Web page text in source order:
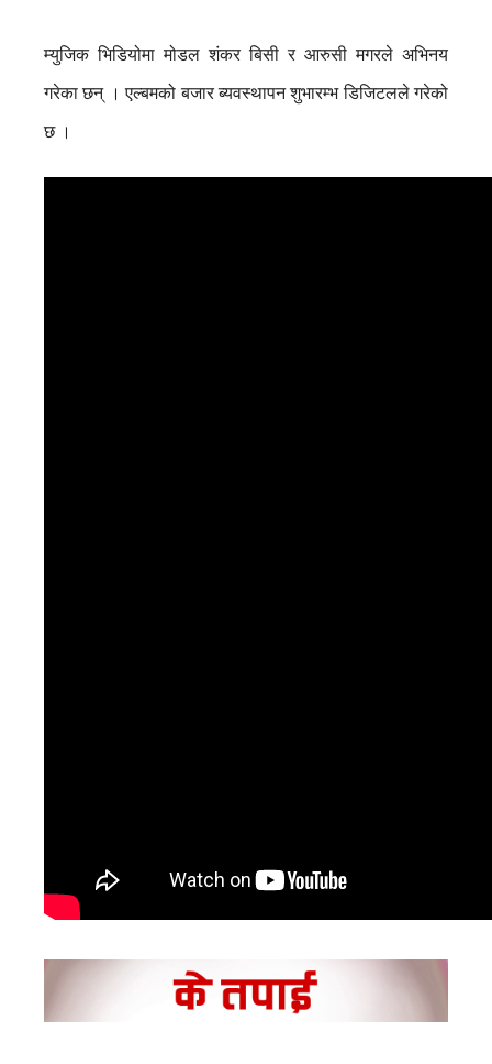
म्युजिक भिडियोमा मोडल शंकर बिसी र आरुसी मगरले अभिनय
गरेका छन् । एल्बमको बजार ब्यवस्थापन शुभारम्भ डिजिटलले गरेको
छ ।